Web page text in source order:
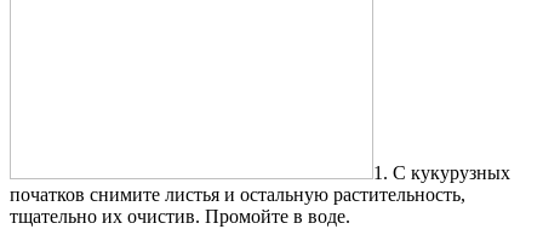
1. С кукурузных
початков снимите листья и остальную растительность,
тщательно их очистив. Промойте в воде.